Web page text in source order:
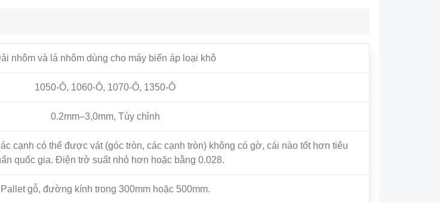
nhôm và lá nhôm dùng cho máy biến áp loại khô
1050-Ô, 1060-Ô, 1070-Ô, 1350-Ô
0.2mm–3,0mm, Tùy chỉnh
cạnh có thể được vát (góc tròn, các cạnh tròn) không có gờ, cái nào tốt hơn tiêu
quốc gia. Điện trở suất nhỏ hơn hoặc bằng 0.028.
Pallet gỗ, đường kính trong 300mm hoặc 500mm.